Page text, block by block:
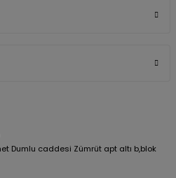
Dumlu caddesi Zümrüt apt altı b,blok